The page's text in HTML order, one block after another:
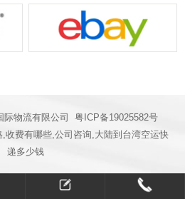
际物流有限公司 粤ICP备19025582号
收费有哪些,公司咨询,大陆到台湾空运快
递多少钱